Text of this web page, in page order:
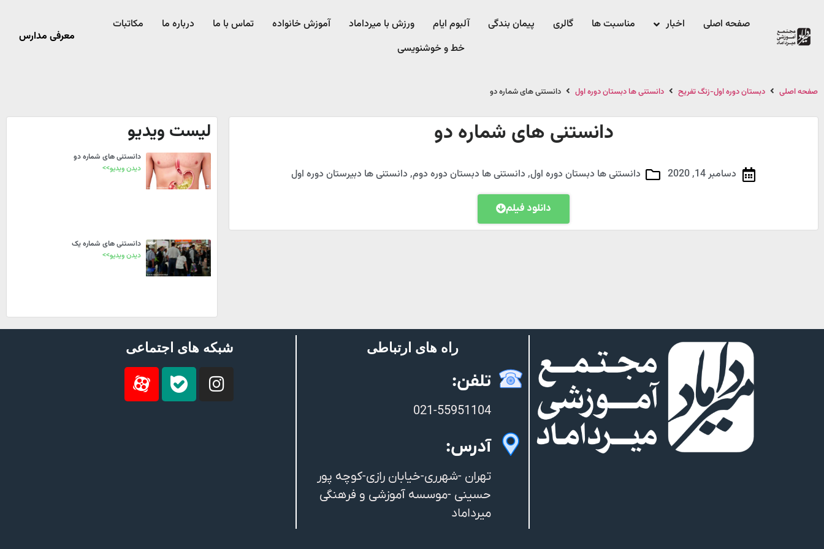
صفحه اصلی اخبار مناسبت ها گالری پیمان بندگی آلبوم ایام ورزش با میرداماد​ آموزش خانواده تماس با ما درباره ما
مکاتبات
خط و خوشنویسی
معرفی مدارس
صفحه اصلی دبستان دوره اول-زنگ تفریح دانستنی ها دبستان دوره اول دانستنی های شماره دو
دانستنی های شماره دو
دسامبر 14, 2020 دانستنی ها دبستان دوره اول, دانستنی ها دبستان دوره دوم, دانستنی ها دبیرستان دوره اول
دانلود فیلم
لیست ویدیو
دانستنی های شماره دو
دیدن ویدیو>>
دانستنی های شماره یک
دیدن ویدیو>>
راه های ارتباطی
تلفن:
021-55951104
آدرس:
تهران -شهرری-خیابان رازی-کوچه پور
حسینی -موسسه آموزشی و فرهنگی
میرداماد
شبکه های اجتماعی